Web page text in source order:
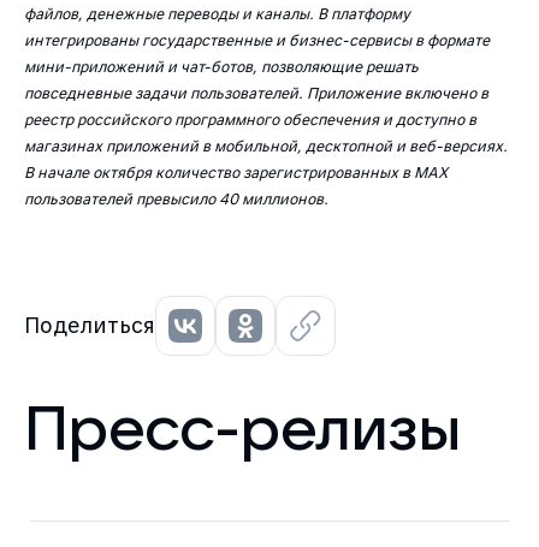
файлов, денежные переводы и каналы. В платформу
интегрированы государственные и бизнес-сервисы в формате
мини-приложений и чат-ботов, позволяющие решать
повседневные задачи пользователей. Приложение включено в
реестр российского программного обеспечения и доступно в
магазинах приложений в мобильной, десктопной и веб-версиях.
В начале октября количество зарегистрированных в МАХ
пользователей превысило 40 миллионов.
Поделиться
Пресс-релизы